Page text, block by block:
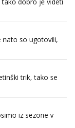
nato so ugotovili,
trik, tako se
iz sezone v